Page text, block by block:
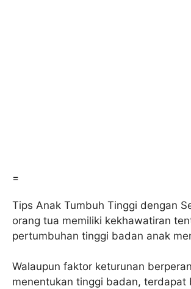
=
Tips Anak Tumbuh Tinggi dengan
orang tua memiliki kekhawatiran
pertumbuhan tinggi badan anak
Walaupun faktor keturunan
menentukan tinggi badan, terdapat